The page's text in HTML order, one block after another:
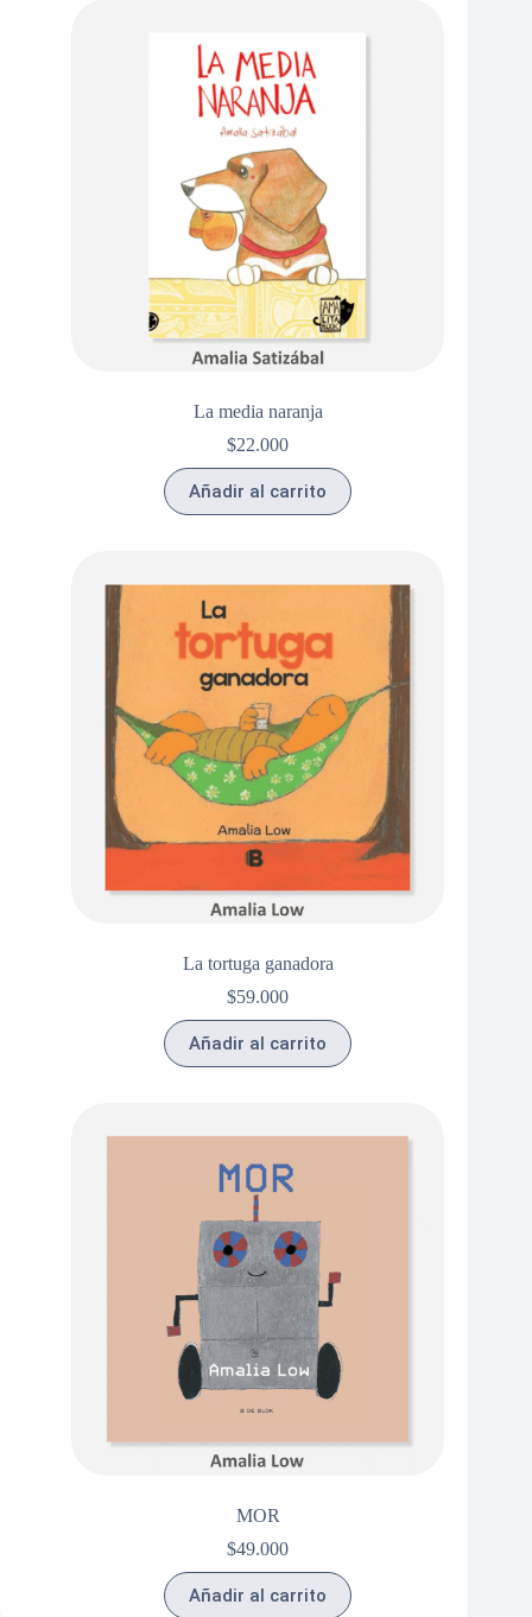
La media naranja
$22.000
Añadir al carrito
La tortuga ganadora
$59.000
Añadir al carrito
MOR
$49.000
Añadir al carrito